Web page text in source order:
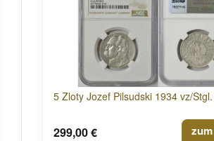
5 Zloty Jozef Pilsudski 1934 vz/
299,00 €